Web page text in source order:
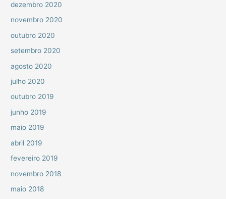
dezembro 2020
novembro 2020
outubro 2020
setembro 2020
agosto 2020
julho 2020
outubro 2019
junho 2019
maio 2019
abril 2019
fevereiro 2019
novembro 2018
maio 2018